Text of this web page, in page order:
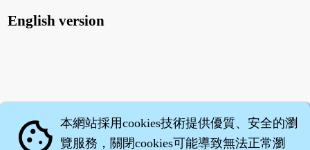
English version
cookie 本網站採用cookies技術提供優質、安全的瀏
覽服務，關閉cookies可能導致無法正常瀏